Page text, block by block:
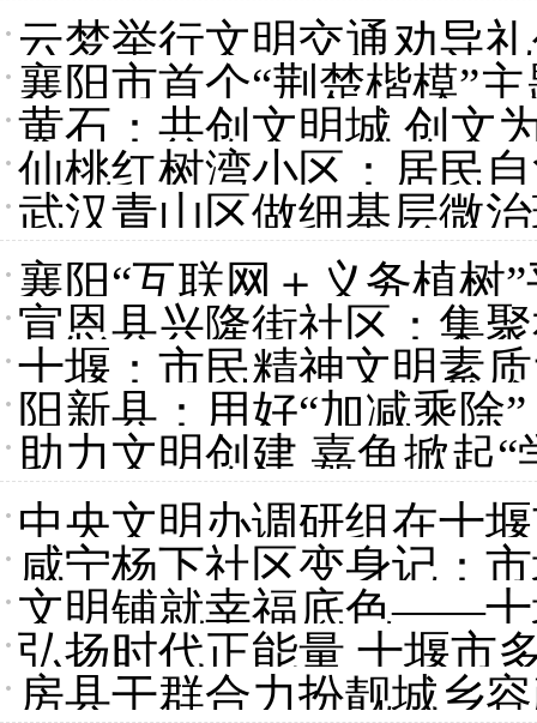
云梦举行文明交通劝导
襄阳市首个“荆楚楷模”
黄石：共创文明城 创文
仙桃红树湾小区：居民
武汉青山区做细基层微
襄阳“互联网＋义务植树
宣恩县兴隆街社区：集
十堰：市民精神文明素
阳新县：用好“加减乘除
助力文明创建 嘉鱼掀起“
中央文明办调研组在十
咸宁杨下社区变身记：
文明铺就幸福底色——十
作综述
弘扬时代正能量 十堰市
房县干群合力扮靓城乡